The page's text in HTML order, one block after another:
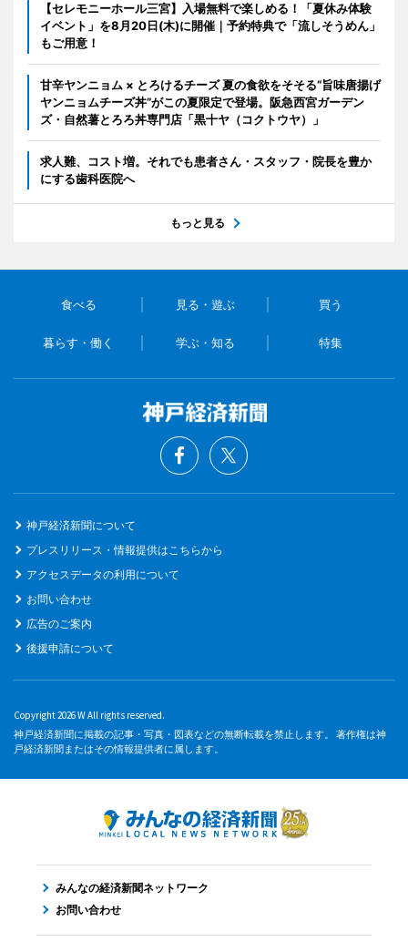
【セレモニーホール三宮】入場無料で楽しめる！「夏休み体験
イベント」を8月20日(木)に開催｜予約特典で「流しそうめん」
もご用意！
甘辛ヤンニョム × とろけるチーズ 夏の食欲をそそる“旨味唐揚げ
ヤンニョムチーズ丼”がこの夏限定で登場。阪急西宮ガーデン
ズ・自然薯とろろ丼専門店「黒十ヤ（コクトウヤ）」
求人難、コスト増。それでも患者さん・スタッフ・院長を豊か
にする歯科医院へ
もっと見る
食べる 見る・遊ぶ 買う
暮らす・働く 学ぶ・知る 特集
神戸経済新聞について
プレスリリース・情報提供はこちらから
アクセスデータの利用について
お問い合わせ
広告のご案内
後援申請について
Copyright 2026 W All rights reserved.
神戸経済新聞に掲載の記事・写真・図表などの無断転載を禁止します。 著作権は神
戸経済新聞またはその情報提供者に属します。
みんなの経済新聞ネットワーク
お問い合わせ